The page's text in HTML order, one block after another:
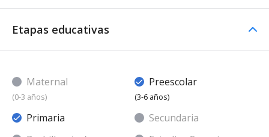
Etapas educativas
Maternal
(0-3 años)
Preescolar
(3-6 años)
Primaria
Secundaria